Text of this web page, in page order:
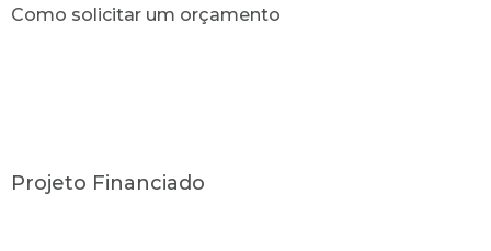
Como solicitar um orçamento
Projeto Financiado